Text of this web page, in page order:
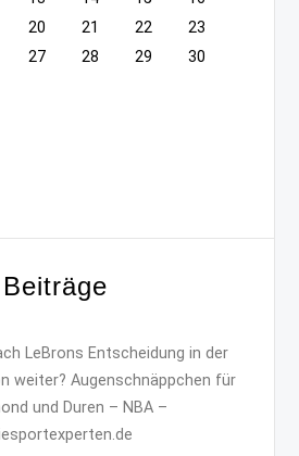
20 21 22
23
27 28 29
30
LeBrons Entscheidung in der
weiter? Augenschnäppchen für
und Duren – NBA –